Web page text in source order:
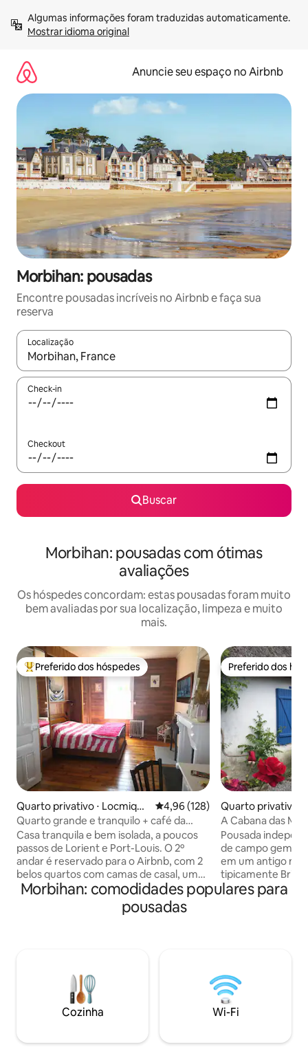
para
Mostrar idioma original
Anuncie seu espaço no Airbnb
Morbihan: pousadas
Encontre pousadas incríveis no Airbnb e faça sua
reserva
Localização
Quando os resultados estiverem disponíveis, explore-os
Check-in
Checkout
Buscar
Morbihan: pousadas com ótimas
avaliações
Os hóspedes concordam: estas pousadas foram muito
bem avaliadas por sua localização, limpeza e muito
mais.
Entre os melhores preferidos dos hóspedes
Preferido dos hóspedes
Quarto privativo ⋅ Locmiqué
lic
4,96 de uma avaliação média de
4,96 (128)
Quarto grande e tranquilo + café da
manhã
Casa tranquila e bem isolada, a poucos
passos de Lorient e Port-Louis. O 2º
andar é reservado para o Airbnb, com 2
belos quartos com camas de casal, um
grande banheiro com chuveiro e vaso
sanitário e um 2º lavabo com pia.
Toalhas, chás de ervas e um ventilador
cachorro e um gato muito simpáticos.
Posso mantê-los afastados, se quiser.
Loja de conveniência e restaurantes nas
proximidades.
Preferido dos
Preferido dos
Quarto privativo ⋅
le-des-Marais
A Cabana das
Pousada
de campo
em um antigo
tipicamente
construído em 1768, No piso
de estar, área de
lareira não utilizável Terraço
Sofá Roupas de cama e café da manhã
(entregues em
Morbihan: comodidades populares para
pousadas
Cozinha Wi-Fi